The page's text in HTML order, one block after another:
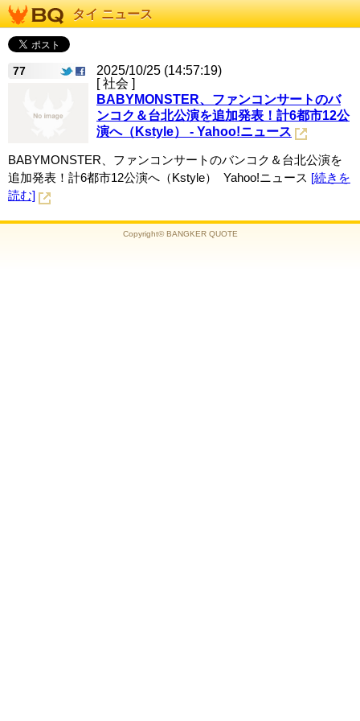
タイ ニュース
77
2025/10/25 (14:57:19)
[ 社会 ]
BABYMONSTER、ファンコンサートのバ
ンコク＆台北公演を追加発表！計6都市12公
演へ（Kstyle） - Yahoo!ニュース
BABYMONSTER、ファンコンサートのバンコク＆台北公演を
追加発表！計6都市12公演へ（Kstyle） Yahoo!ニュース [続きを
読む]
Copyright© BANGKER QUOTE